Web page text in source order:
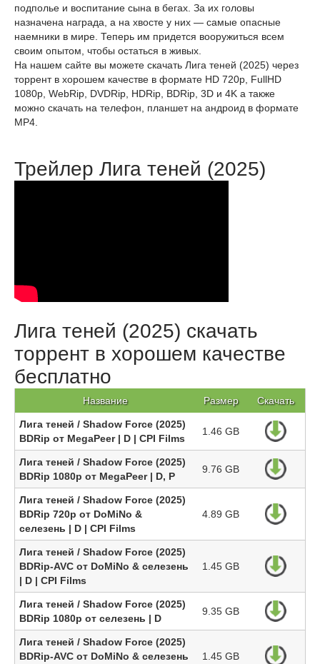
подполье и воспитание сына в бегах. За их головы
назначена награда, а на хвосте у них — самые опасные
наемники в мире. Теперь им придется вооружиться всем
своим опытом, чтобы остаться в живых.
На нашем сайте вы можете скачать Лига теней (2025) через
торрент в хорошем качестве в формате HD 720p, FullHD
1080p, WebRip, DVDRip, HDRip, BDRip, 3D и 4K а также
можно скачать на телефон, планшет на андроид в формате
MP4.
Трейлер Лига теней (2025)
Лига теней (2025) скачать
торрент в хорошем качестве
бесплатно
Название Размер Скачать
Лига теней / Shadow Force (2025)
BDRip от MegaPeer | D | CPI Films
1.46 GB
Лига теней / Shadow Force (2025)
BDRip 1080p от MegaPeer | D, P
9.76 GB
Лига теней / Shadow Force (2025)
BDRip 720p от DoMiNo &
селезень | D | CPI Films
4.89 GB
Лига теней / Shadow Force (2025)
BDRip-AVC от DoMiNo & селезень
| D | CPI Films
1.45 GB
Лига теней / Shadow Force (2025)
BDRip 1080p от селезень | D
9.35 GB
Лига теней / Shadow Force (2025)
BDRip-AVC от DoMiNo & селезень
1.45 GB